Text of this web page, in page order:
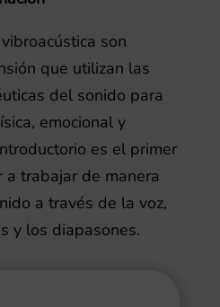
son
que utilizan las
del sonido para
emocional y
es el primer
trabajar de manera
a través de la voz,
y los diapasones.